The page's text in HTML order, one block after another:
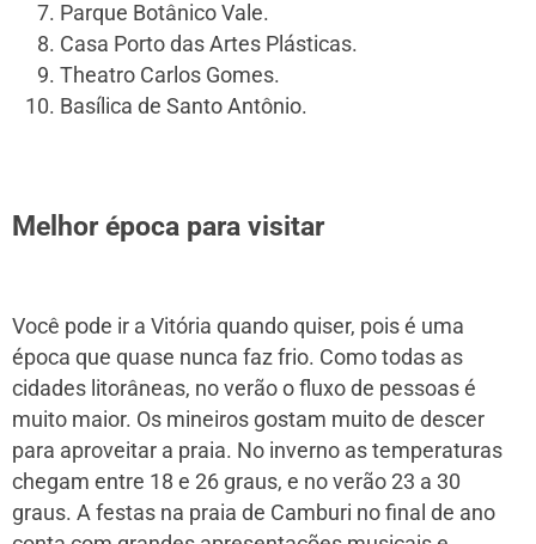
Parque Botânico Vale.
Casa Porto das Artes Plásticas.
Theatro Carlos Gomes.
Basílica de Santo Antônio.
Melhor época para visitar
Você pode ir a Vitória quando quiser, pois é uma
época que quase nunca faz frio. Como todas as
cidades litorâneas, no verão o fluxo de pessoas é
muito maior. Os mineiros gostam muito de descer
para aproveitar a praia. No inverno as temperaturas
chegam entre 18 e 26 graus, e no verão 23 a 30
graus. A festas na praia de Camburi no final de ano